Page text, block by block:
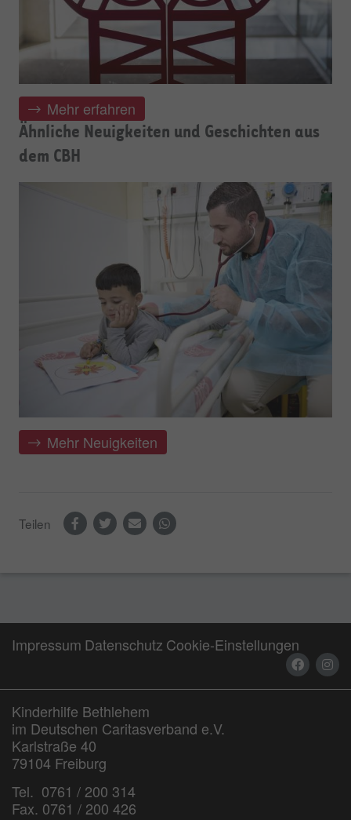
Mehr erfahren
Ähnliche Neuigkeiten und Geschichten aus
dem CBH
Mehr Neuigkeiten
Teilen
Impressum Datenschutz Cookie-Einstellungen
Kinderhilfe Bethlehem
im Deutschen Caritasverband e.V.
Karlstraße 40
79104 Freiburg
Tel. 0761 / 200 314
Fax. 0761 / 200 426